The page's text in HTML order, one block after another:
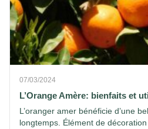
07/03/2024
L’Orange Amère: bienfaits et
L’oranger amer bénéficie d’une
longtemps. Élément de